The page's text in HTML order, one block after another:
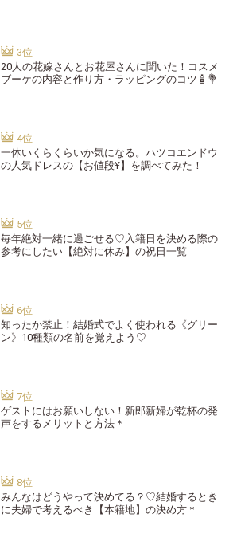
20人の花嫁さんとお花屋さんに聞いた！コスメ
ブーケの内容と作り方・ラッピングのコツ🧴💐
一体いくらくらいか気になる。ハツコエンドウ
の人気ドレスの【お値段¥】を調べてみた！
毎年絶対一緒に過ごせる♡入籍日を決める際の
参考にしたい【絶対に休み】の祝日一覧
知ったか禁止！結婚式でよく使われる《グリー
ン》10種類の名前を覚えよう♡
ゲストにはお願いしない！新郎新婦が乾杯の発
声をするメリットと方法＊
みんなはどうやって決めてる？♡結婚するとき
に夫婦で考えるべき【本籍地】の決め方＊